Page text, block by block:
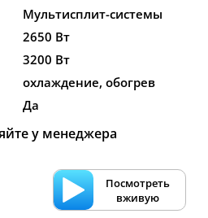
Мультисплит-системы
2650 Вт
3200 Вт
охлаждение, обогрев
Да
у менеджера
Посмотреть
вживую